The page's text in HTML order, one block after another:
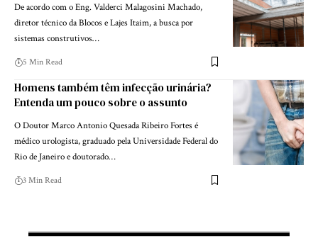
De acordo com o Eng. Valderci Malagosini Machado,
diretor técnico da Blocos e Lajes Itaim, a busca por
sistemas construtivos…
5 Min Read
Homens também têm infecção urinária?
Entenda um pouco sobre o assunto
O Doutor Marco Antonio Quesada Ribeiro Fortes é
médico urologista, graduado pela Universidade Federal do
Rio de Janeiro e doutorado…
3 Min Read